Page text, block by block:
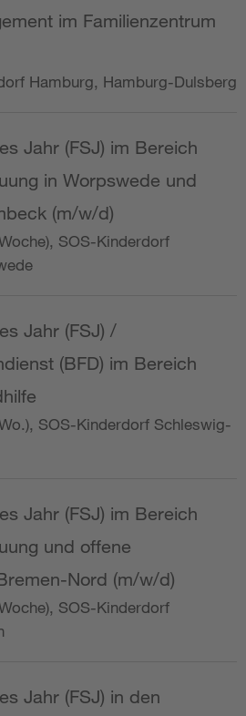
im Familienzentrum
Hamburg, Hamburg-Dulsberg
Jahr (FSJ) im Bereich
in Worpswede und
(m/w/d)
SOS-Kinderdorf
Jahr (FSJ) /
(BFD) im Bereich
SOS-Kinderdorf Schleswig-
Jahr (FSJ) im Bereich
und offene
Nord (m/w/d)
SOS-Kinderdorf
Jahr (FSJ) in den